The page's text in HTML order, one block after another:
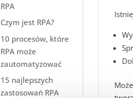
RPA
Czym jest RPA?
10 procesów, które
RPA może
zautomatyzować
15 najlepszych
zastosowań RPA